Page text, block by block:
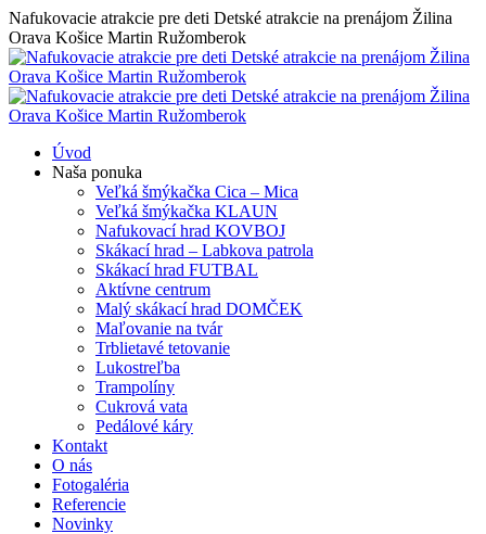
Skip
to
content
Nafukovacie atrakcie pre deti Detské atrakcie na prenájom Žilina
Orava Košice Martin Ružomberok
Úvod
Naša ponuka
Veľká šmýkačka Cica – Mica
Veľká šmýkačka KLAUN
Nafukovací hrad KOVBOJ
Skákací hrad – Labkova patrola
Skákací hrad FUTBAL
Aktívne centrum
Malý skákací hrad DOMČEK
Maľovanie na tvár
Trblietavé tetovanie
Lukostreľba
Trampolíny
Cukrová vata
Pedálové káry
Kontakt
O nás
Fotogaléria
Referencie
Novinky